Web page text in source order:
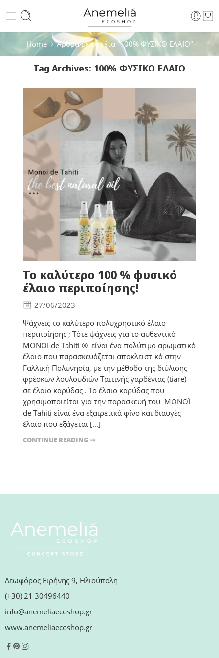
Home Άρθρα με ετικέτα “100% ΦΥΣΙΚΟ ΕΛΑΙΟ”
Tag Archives: 100% ΦΥΣΙΚΟ ΕΛΑΙΟ
Το καλύτερο 100 % φυσικό
έλαιο περιποίησης!
27/06/2023
Ψάχνεις το καλύτερο πολυχρηστικό έλαιο
περιποίησης ; Τότε ψάχνεις για το αυθεντικό
MONOÏ de Tahiti ® είναι ένα πολύτιμο αρωματικό
έλαιο που παρασκευάζεται αποκλειστικά στην
Γαλλική Πολυνησία, με την μέθοδο της διύλισης
φρέσκων λουλουδιών Ταϊτινής γαρδένιας (tiare)
σε έλαιο καρύδας . Το έλαιο καρύδας που
χρησιμοποιείται για την παρασκευή του MONOÏ
de Tahiti είναι ένα εξαιρετικά φίνο και διαυγές
έλαιο που εξάγεται [...]
CONTINUE READING ➞
Λεωφόρος Ειρήνης 9, Ηλιούπολη
(+30) 21 30496440
info@anemeliaecoshop.gr
www.anemeliaecoshop.gr